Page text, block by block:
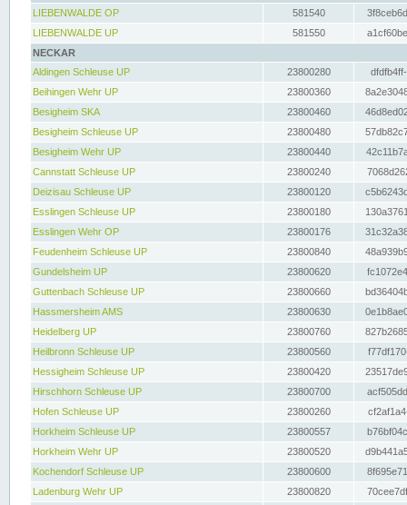
LIEBENWALDE OP
581540
LIEBENWALDE UP
581550
NECKAR
Aldingen Schleuse UP
23800280
Beihingen Wehr UP
23800360
Besigheim SKA
23800460
Besigheim Schleuse UP
23800480
Besigheim Wehr UP
23800440
Cannstatt Schleuse UP
23800240
Deizisau Schleuse UP
23800120
Esslingen Schleuse UP
23800180
Esslingen Wehr OP
23800176
Feudenheim Schleuse UP
23800840
Gundelsheim UP
23800620
Guttenbach Schleuse UP
23800660
Hassmersheim AMS
23800630
Heidelberg UP
23800760
Heilbronn Schleuse UP
23800560
Hessigheim Schleuse UP
23800420
Hirschhorn Schleuse UP
23800700
Hofen Schleuse UP
23800260
Horkheim Schleuse UP
23800557
Horkheim Wehr UP
23800520
Kochendorf Schleuse UP
23800600
Ladenburg Wehr UP
23800820